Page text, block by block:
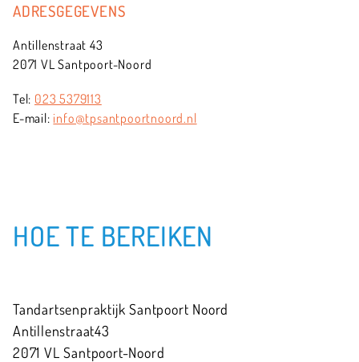
ADRESGEGEVENS
Antillenstraat 43
2071 VL Santpoort-Noord
Tel: 023 5379113
E-mail: info@tpsantpoortnoord.nl
HOE TE BEREIKEN
Tandartsenpraktijk Santpoort Noord
Antillenstraat43
2071 VL Santpoort-Noord